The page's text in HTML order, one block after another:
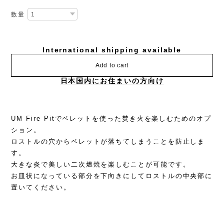
数量
International shipping available
Add to cart
日本国内にお住まいの方向け
UM Fire Pitでペレットを使った焚き火を楽しむためのオプ
ション。
ロストルの穴からペレットが落ちてしまうことを防止しま
す。
大きな炎で美しい二次燃焼を楽しむことが可能です。
お皿状になっている部分を下向きにしてロストルの中央部に
置いてください。